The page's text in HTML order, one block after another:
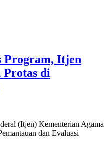
Program, Itjen
Protas di
(Itjen) Kementerian Agama
dan Evaluasi